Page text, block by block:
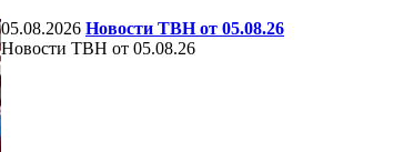
05.08.2026 Новости ТВН от 05.08.26
Новости ТВН от 05.08.26